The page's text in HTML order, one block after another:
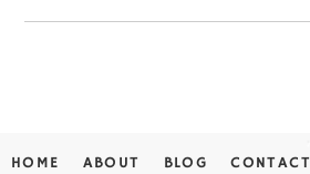
HOME ABOUT BLOG CONTACT